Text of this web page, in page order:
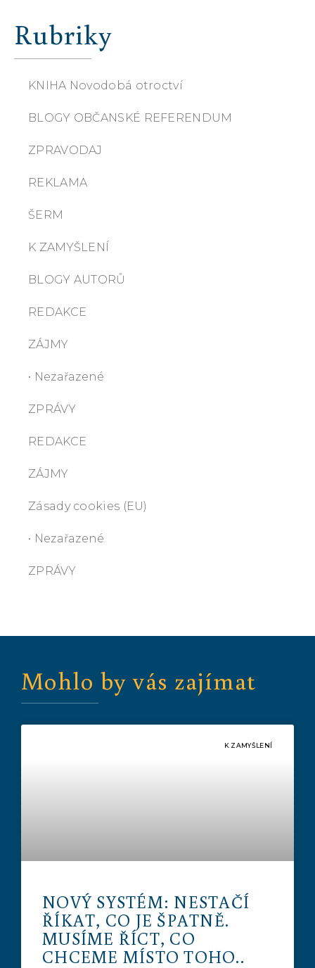
Rubriky
KNIHA Novodobá otroctví
BLOGY OBČANSKÉ REFERENDUM
ZPRAVODAJ
REKLAMA
ŠERM
K ZAMYŠLENÍ
BLOGY AUTORŮ
REDAKCE
ZÁJMY
• Nezařazené
ZPRÁVY
REDAKCE
ZÁJMY
Zásady cookies (EU)
• Nezařazené
ZPRÁVY
Mohlo by vás zajímat
K ZAMYŠLENÍ
NOVÝ SYSTÉM: NESTAČÍ
ŘÍKAT, CO JE ŠPATNĚ.
MUSÍME ŘÍCT, CO
CHCEME MÍSTO TOHO..